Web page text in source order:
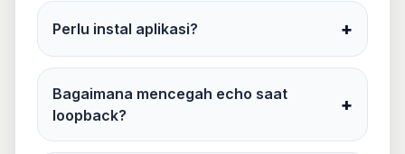
Perlu instal aplikasi? +
Bagaimana mencegah echo saat
loopback?
+